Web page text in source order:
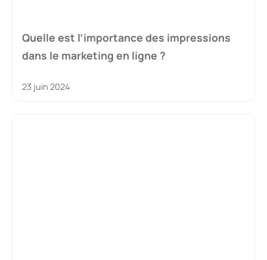
Quelle est l’importance des impressions
dans le marketing en ligne ?
23 juin 2024